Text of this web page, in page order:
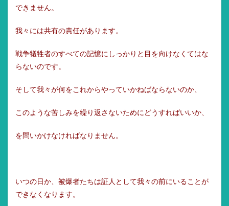
できません。
我々には共有の責任があります。
戦争犠牲者のすべての記憶にしっかりと目を向けなくてはな
らないのです。
そして我々が何をこれからやっていかねばならないのか、
このような苦しみを繰り返さないためにどうすればいいか、
を問いかけなければなりません。
いつの日か、被爆者たちは証人として我々の前にいることが
できなくなります。